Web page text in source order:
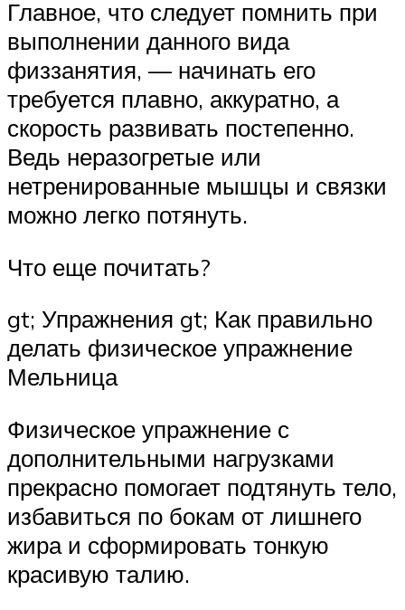
Главное, что следует помнить при
выполнении данного вида
физзанятия, — начинать его
требуется плавно, аккуратно, а
скорость развивать постепенно.
Ведь неразогретые или
нетренированные мышцы и связки
можно легко потянуть.
Что еще почитать?
gt; Упражнения gt; Как правильно
делать физическое упражнение
Мельница
Физическое упражнение с
дополнительными нагрузками
прекрасно помогает подтянуть тело,
избавиться по бокам от лишнего
жира и сформировать тонкую
красивую талию.